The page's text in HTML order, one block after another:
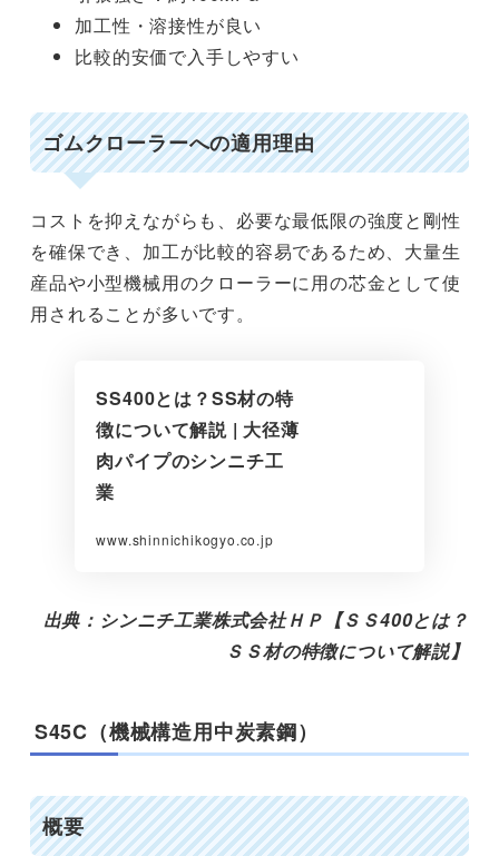
加工性・溶接性が良い
比較的安価で入手しやすい
ゴムクローラーへの適用理由
コストを抑えながらも、必要な最低限の強度と剛性
を確保でき、加工が比較的容易であるため、大量生
産品や小型機械用のクローラーに用の芯金として使
用されることが多いです。
SS400とは？SS材の特
徴について解説 | ⼤径薄
⾁パイプのシンニチ⼯
業
www.shinnichikogyo.co.jp
出典：シンニチ工業株式会社ＨＰ【ＳＳ400とは？
ＳＳ材の特徴について解説】
S45C（機械構造用中炭素鋼）
概要